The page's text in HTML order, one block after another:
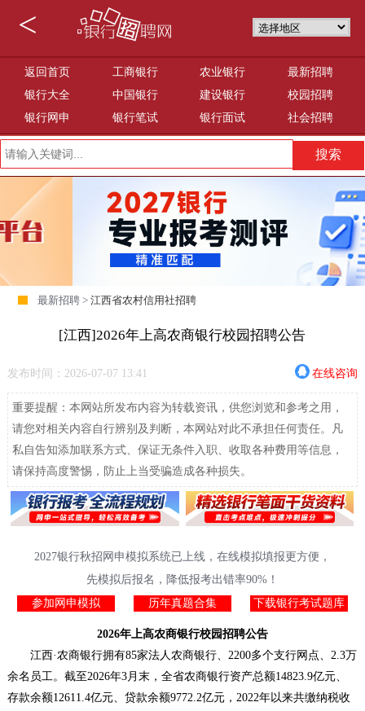
<
返回首页 工商银行 农业银行
最新招聘
银行大全
中国银行 建设银行
校园招聘
银行网申
银行笔试 银行面试 社会招聘
最新招聘 >江西省农村信用社招聘
[江西]2026年上高农商银行校园招聘公告
发布时间：2026-07-07 13:41 在线咨询
重要提醒：本网站所发布内容为转载资讯，供您浏览和参考之用，
请您对相关内容自行辨别及判断，本网站对此不承担任何责任。凡
私自告知添加联系方式、保证无条件入职、收取各种费用等信息，
请保持高度警惕，防止上当受骗造成各种损失。
2027银行秋招网申模拟系统已上线，在线模拟填报更方便，
先模拟后报名，降低报考出错率90%！
参加网申模拟
历年真题合集 下载银行考试题库
2026年上高农商银行校园招聘公告
江西·农商银行拥有85家法人农商银行、2200多个支行网点、2.3万
余名员工。截至2026年3月末，全省农商银行资产总额14823.9亿元、
存款余额12611.4亿元、贷款余额9772.2亿元，2022年以来共缴纳税收